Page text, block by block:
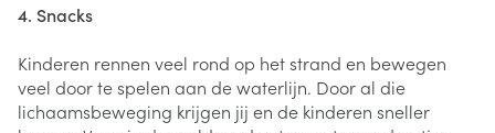
4. Snacks
Kinderen rennen veel rond op het strand en bewegen
veel door te spelen aan de waterlijn. Door al die
lichaamsbeweging krijgen jij en de kinderen sneller